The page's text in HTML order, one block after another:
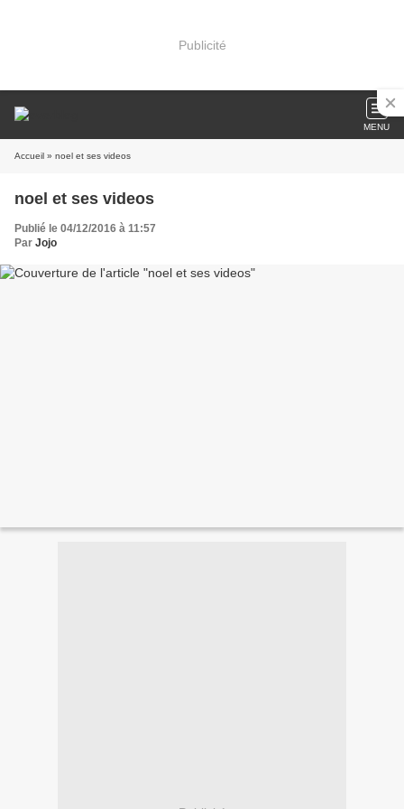
Publicité
MENU
Accueil » noel et ses videos
noel et ses videos
Publié le 04/12/2016 à 11:57
Par Jojo